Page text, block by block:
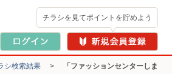
チラシを見てポイントを貯めよう
シ検索結果 >
「ファッションセンターしま